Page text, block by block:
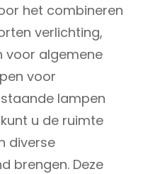
het combineren
verlichting,
voor algemene
voor
lampen
u de ruimte
diverse
brengen. Deze